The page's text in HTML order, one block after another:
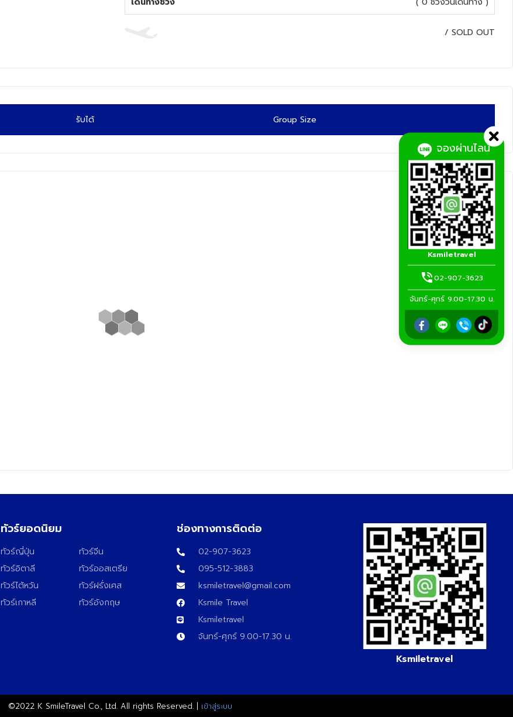
/ SOLD OUT
รับได้ Group Size
จองผ่านไลน์
Ksmiletravel
02-907-3623
จันทร์-ศุกร์ 9.00-17.30 น.
ทัวร์ยอดนิยม
ทัวร์ญี่ปุ่น
ทัวร์อิตาลี
ทัวร์ไต้หวัน
ทัวร์เกาหลี
ทัวร์จีน
ทัวร์ออสเตรีย
ทัวร์ฝรั่งเศส
ทัวร์อังกฤษ
ช่องทางการติดต่อ
02-907-3623
095-512-3883
ksmiletravel@gmail.com
Ksmile Travel
Ksmiletravel
จันทร์-ศุกร์ 9.00-17.30 น.
Ksmiletravel
©2022 K SmileTravel Co., Ltd. All rights Reserved. | เข้าสู่ระบบ